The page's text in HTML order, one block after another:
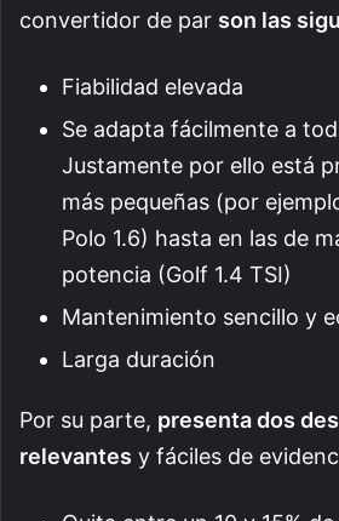
convertidor de par son las
Fiabilidad elevada
Se adapta fácilmente a
Justamente por ello está
más pequeñas (por
Polo 1.6) hasta en las de
potencia (Golf 1.4 TSI)
Mantenimiento sencillo y
Larga duración
Por su parte, presenta dos
relevantes y fáciles de